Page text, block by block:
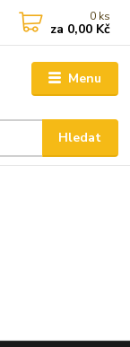
Menu
Hledat
0 ks
za 0,00 Kč